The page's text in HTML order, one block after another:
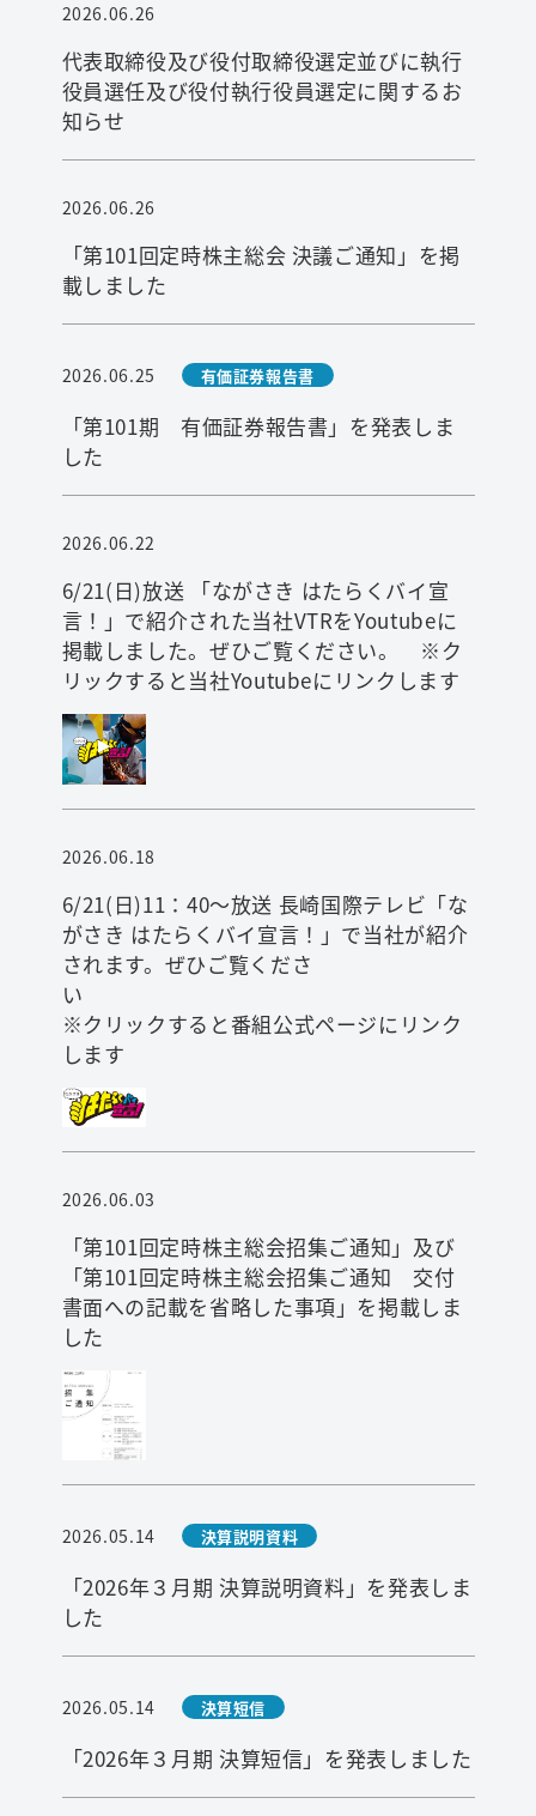
検索
2026.06.26
代表取締役及び役付取締役選定並びに執行
役員選任及び役付執行役員選定に関するお
知らせ
2026.06.26
「第101回定時株主総会 決議ご通知」を掲
載しました
2026.06.25 有価証券報告書
「第101期 有価証券報告書」を発表しま
した
2026.06.22
6/21(日)放送 「ながさき はたらくバイ宣
言！」で紹介された当社VTRをYoutubeに
掲載しました。ぜひご覧ください。 ※ク
リックすると当社Youtubeにリンクします
2026.06.18
6/21(日)11：40～放送 長崎国際テレビ「な
がさき はたらくバイ宣言！」で当社が紹介
されます。ぜひご覧くださ
※クリックすると番組公式ページにリンク
します
2026.06.03
「第101回定時株主総会招集ご通知」及び
「第101回定時株主総会招集ご通知 交付
書面への記載を省略した事項」を掲載しま
した
2026.05.14 決算説明資料
「2026年３月期 決算説明資料」を発表しま
した
2026.05.14 決算短信
「2026年３月期 決算短信」を発表しました